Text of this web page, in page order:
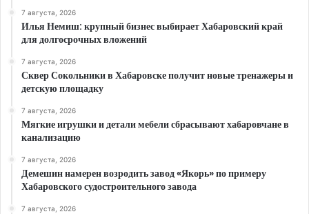
7 августа, 2026
Илья Немиш: крупный бизнес выбирает Хабаровский край
для долгосрочных вложений
7 августа, 2026
Сквер Сокольники в Хабаровске получит новые тренажеры и
детскую площадку
7 августа, 2026
Мягкие игрушки и детали мебели сбрасывают хабаровчане в
канализацию
7 августа, 2026
Демешин намерен возродить завод «Якорь» по примеру
Хабаровского судостроительного завода
7 августа, 2026